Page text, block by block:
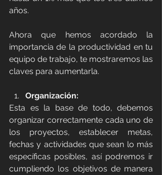
años.
Ahora que hemos acordado la
importancia de la productividad en tu
equipo de trabajo, te mostraremos las
claves para aumentarla.
Organización:
Esta es la base de todo, debemos
organizar correctamente cada uno de
los proyectos, establecer metas,
fechas y actividades que sean lo más
específicas posibles, así podremos ir
cumpliendo los objetivos de manera